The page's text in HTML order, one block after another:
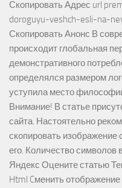
Скопировать Адрес url
doroguyu-veshch-esli-na-
Скопировать Анонс В
происходит глобальная
демонстративного
определялся размером
уступила место
Внимание! В статье
сайта. Настоятельно
скопировать изображение
его. Количество символов
Яндекс Оцените статью
Html Cменить